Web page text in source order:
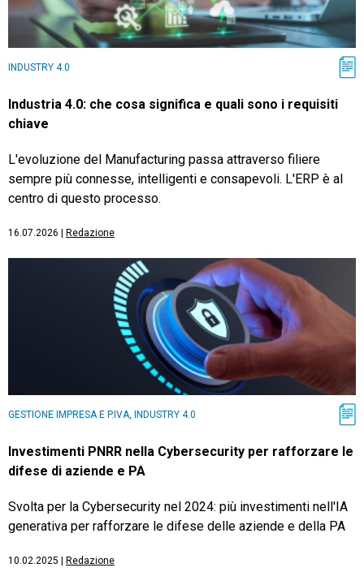
INDUSTRY 4.0
Industria 4.0: che cosa significa e quali sono i requisiti
chiave
L'evoluzione del Manufacturing passa attraverso filiere
sempre più connesse, intelligenti e consapevoli. L'ERP è al
centro di questo processo.
16.07.2026 Redazione
GESTIONE IMPRESA E P.IVA, INDUSTRY 4.0
Investimenti PNRR nella Cybersecurity per rafforzare le
difese di aziende e PA
Svolta per la Cybersecurity nel 2024: più investimenti nell'IA
generativa per rafforzare le difese delle aziende e della PA
10.02.2025 Redazione